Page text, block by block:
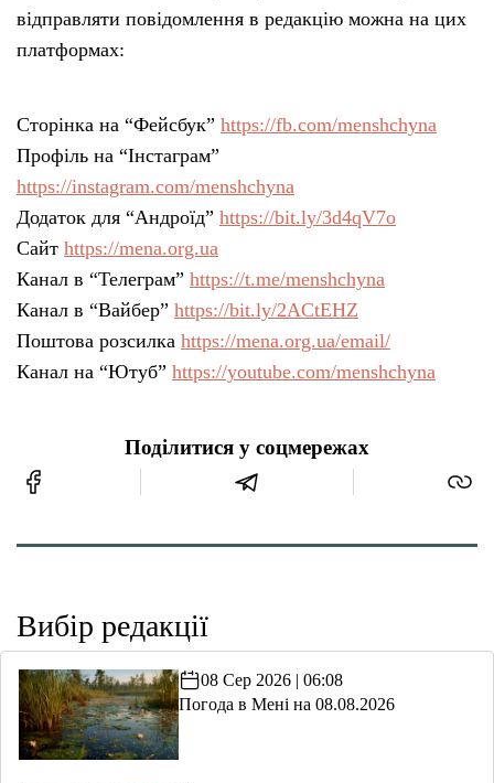
відправляти повідомлення в редакцію можна на цих
платформах:
Сторінка на “Фейсбук” https://fb.com/menshchyna
Профіль на “Інстаграм”
https://instagram.com/menshchyna
Додаток для “Андроїд” https://bit.ly/3d4qV7o
Сайт https://mena.org.ua
Канал в “Телеграм” https://t.me/menshchyna
Канал в “Вайбер” https://bit.ly/2ACtEHZ
Поштова розсилка https://mena.org.ua/email/
Канал на “Ютуб” https://youtube.com/menshchyna
Поділитися у соцмережах
Вибір редакції
08 Сер 2026 | 06:08
Погода в Мені на 08.08.2026